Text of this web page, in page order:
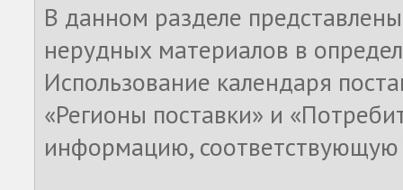
В данном разделе
нерудных материалов в
Использование календаря
«Регионы поставки» и
информацию,